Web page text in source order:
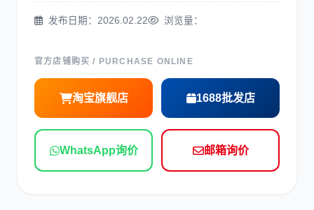
神钢
现代 帕金斯
发布日期：2026.02.22 浏览量：
官方店铺购买 / PURCHASE ONLINE
淘宝旗舰店 1688批发店
WhatsApp询价 邮箱询价